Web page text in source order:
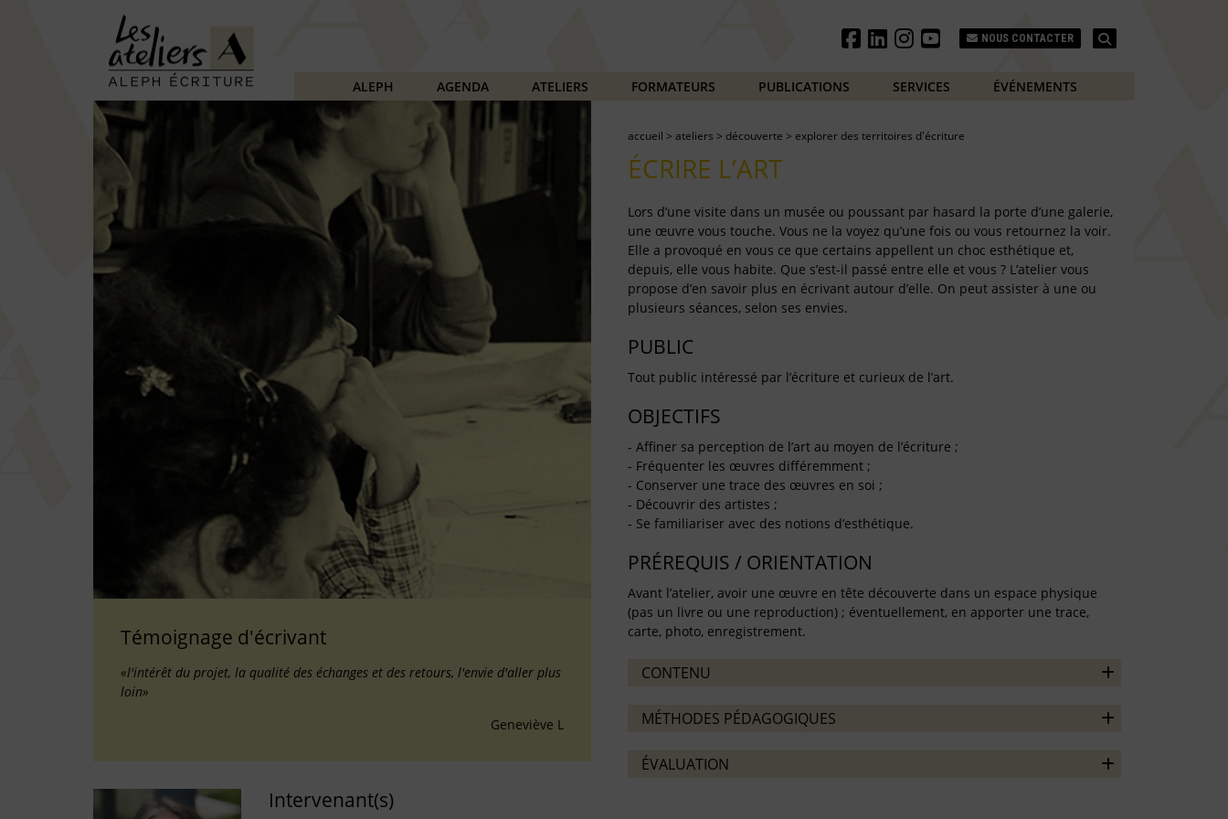
NOUS CONTACTER
ALEPH AGENDA ATELIERS FORMATEURS PUBLICATIONS SERVICES ÉVÉNEMENTS
Témoignage d'écrivant
«l'intérêt du projet, la qualité des échanges et des retours, l'envie d'aller plus
loin»
Geneviève L
Intervenant(s)
accueil > ateliers > découverte > explorer des territoires d'écriture
ÉCRIRE L’ART
Lors d’une visite dans un musée ou poussant par hasard la porte d’une galerie,
une œuvre vous touche. Vous ne la voyez qu’une fois ou vous retournez la voir.
Elle a provoqué en vous ce que certains appellent un choc esthétique et,
depuis, elle vous habite. Que s’est-il passé entre elle et vous ? L’atelier vous
propose d’en savoir plus en écrivant autour d’elle. On peut assister à une ou
plusieurs séances, selon ses envies.
PUBLIC
Tout public intéressé par l’écriture et curieux de l’art.
OBJECTIFS
- Affiner sa perception de l’art au moyen de l’écriture ;
- Fréquenter les œuvres différemment ;
- Conserver une trace des œuvres en soi ;
- Découvrir des artistes ;
- Se familiariser avec des notions d’esthétique.
PRÉREQUIS / ORIENTATION
Avant l’atelier, avoir une œuvre en tête découverte dans un espace physique
(pas un livre ou une reproduction) ; éventuellement, en apporter une trace,
carte, photo, enregistrement.
CONTENU
MÉTHODES PÉDAGOGIQUES
ÉVALUATION